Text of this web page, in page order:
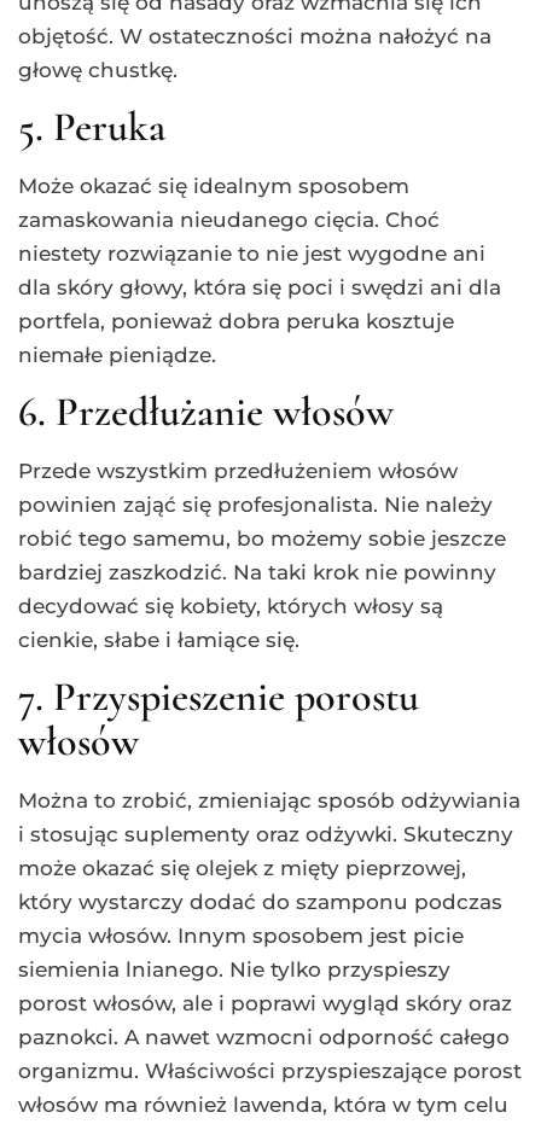
objętość. W ostateczności można nałożyć na
głowę chustkę.
5. Peruka
Może okazać się idealnym sposobem
zamaskowania nieudanego cięcia. Choć
niestety rozwiązanie to nie jest wygodne ani
dla skóry głowy, która się poci i swędzi ani dla
portfela, ponieważ dobra peruka kosztuje
niemałe pieniądze.
6. Przedłużanie włosów
Przede wszystkim przedłużeniem włosów
powinien zająć się profesjonalista. Nie należy
robić tego samemu, bo możemy sobie jeszcze
bardziej zaszkodzić. Na taki krok nie powinny
decydować się kobiety, których włosy są
cienkie, słabe i łamiące się.
7. Przyspieszenie porostu
włosów
Można to zrobić, zmieniając sposób odżywiania
i stosując suplementy oraz odżywki. Skuteczny
może okazać się olejek z mięty pieprzowej,
który wystarczy dodać do szamponu podczas
mycia włosów. Innym sposobem jest picie
siemienia lnianego. Nie tylko przyspieszy
porost włosów, ale i poprawi wygląd skóry oraz
paznokci. A nawet wzmocni odporność całego
organizmu. Właściwości przyspieszające porost
włosów ma również lawenda, która w tym celu